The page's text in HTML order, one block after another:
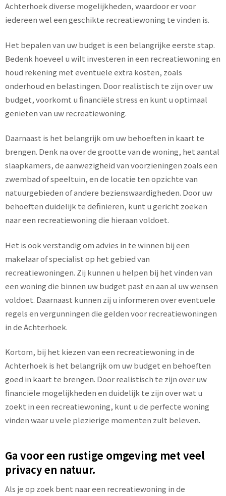
Achterhoek diverse mogelijkheden, waardoor er voor
iedereen wel een geschikte recreatiewoning te vinden is.
Het bepalen van uw budget is een belangrijke eerste stap.
Bedenk hoeveel u wilt investeren in een recreatiewoning en
houd rekening met eventuele extra kosten, zoals
onderhoud en belastingen. Door realistisch te zijn over uw
budget, voorkomt u financiële stress en kunt u optimaal
genieten van uw recreatiewoning.
Daarnaast is het belangrijk om uw behoeften in kaart te
brengen. Denk na over de grootte van de woning, het aantal
slaapkamers, de aanwezigheid van voorzieningen zoals een
zwembad of speeltuin, en de locatie ten opzichte van
natuurgebieden of andere bezienswaardigheden. Door uw
behoeften duidelijk te definiëren, kunt u gericht zoeken
naar een recreatiewoning die hieraan voldoet.
Het is ook verstandig om advies in te winnen bij een
makelaar of specialist op het gebied van
recreatiewoningen. Zij kunnen u helpen bij het vinden van
een woning die binnen uw budget past en aan al uw wensen
voldoet. Daarnaast kunnen zij u informeren over eventuele
regels en vergunningen die gelden voor recreatiewoningen
in de Achterhoek.
Kortom, bij het kiezen van een recreatiewoning in de
Achterhoek is het belangrijk om uw budget en behoeften
goed in kaart te brengen. Door realistisch te zijn over uw
financiële mogelijkheden en duidelijk te zijn over wat u
zoekt in een recreatiewoning, kunt u de perfecte woning
vinden waar u vele plezierige momenten zult beleven.
Ga voor een rustige omgeving met veel
privacy en natuur.
Als je op zoek bent naar een recreatiewoning in de